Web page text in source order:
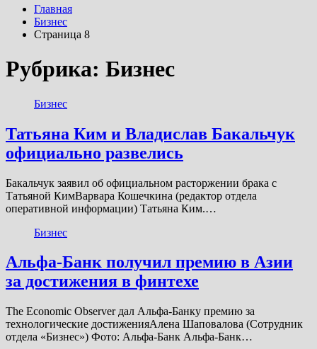
Главная
Бизнес
Страница 8
Рубрика: Бизнес
Бизнес
Татьяна Ким и Владислав Бакальчук
официально развелись
Бакальчук заявил об официальном расторжении брака с
Татьяной КимВарвара Кошечкина (редактор отдела
оперативной информации) Татьяна Ким.…
Бизнес
Альфа-Банк получил премию в Азии
за достижения в финтехе
The Economic Observer дал Альфа-Банку премию за
технологические достиженияАлена Шаповалова (Сотрудник
отдела «‎Бизнес») Фото: Альфа-Банк Альфа-Банк…